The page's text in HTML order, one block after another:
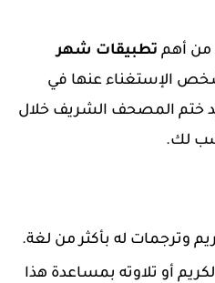
من أهم تطبيقات شهر
الإستغناء عنها في
ختم المصحف الشريف خلال
لك.
وترجمات له بأكثر من لغة.
أو تلاوته بمساعدة هذا